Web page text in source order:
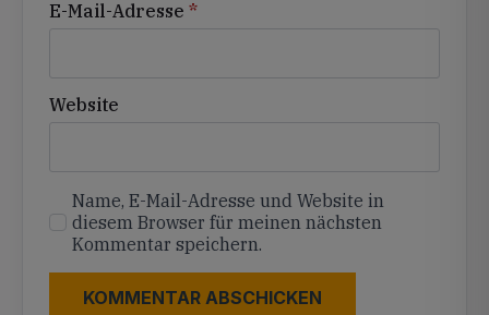
E-Mail-Adresse *
Website
Name, E-Mail-Adresse und Website in
diesem Browser für meinen nächsten
Kommentar speichern.